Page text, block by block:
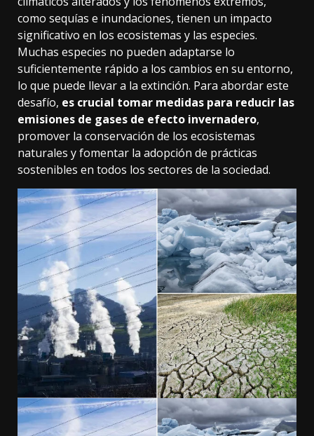
como sequías e inundaciones, tienen un impacto
significativo en los ecosistemas y las especies.
Muchas especies no pueden adaptarse lo
suficientemente rápido a los cambios en su entorno,
lo que puede llevar a la extinción. Para abordar este
desafío, es crucial tomar medidas para reducir las
emisiones de gases de efecto invernadero,
promover la conservación de los ecosistemas
naturales y fomentar la adopción de prácticas
sostenibles en todos los sectores de la sociedad.